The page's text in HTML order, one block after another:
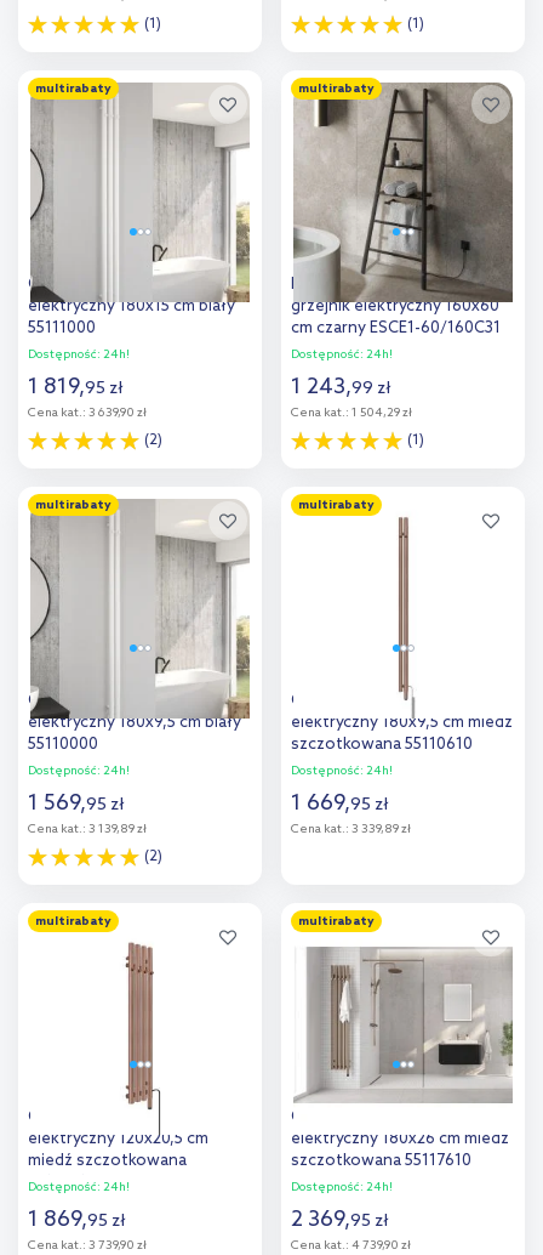
(1)
Dodaj do
porównania
(1)
Dodaj do
porównania
multirabaty
Oltens Stang (e) grzejnik
elektryczny 180x15 cm biały
55111000
Dostępność: 24h!
1 819,95 zł
Cena kat.: 3 639,90 zł
(2)
Dodaj do
porównania
multirabaty
Instal Projekt Escada Electro
grzejnik elektryczny 160x60
cm czarny ESCE1-60/160C31
Dostępność: 24h!
1 243,99 zł
Cena kat.: 1 504,29 zł
(1)
Dodaj do
multirabaty
Oltens Stang (e) grzejnik
elektryczny 180x9,5 cm biały
55110000
Dostępność: 24h!
1 569,95 zł
Cena kat.: 3 139,89 zł
(2)
Dodaj do
porównania
multirabaty
Oltens Stang (e) grzejnik
elektryczny 180x9,5 cm miedź
szczotkowana 55110610
Dostępność: 24h!
1 669,95 zł
Cena kat.: 3 339,89 zł
Dodaj do
porównania
multirabaty
Oltens Stang (e) grzejnik
elektryczny 120x20,5 cm
miedź szczotkowana
55132610
Dostępność: 24h!
1 869,95 zł
Cena kat.: 3 739,90 zł
multirabaty
Oltens Stang (e) grzejnik
elektryczny 180x26 cm miedź
szczotkowana 55117610
Dostępność: 24h!
2 369,95 zł
Cena kat.: 4 739,90 zł